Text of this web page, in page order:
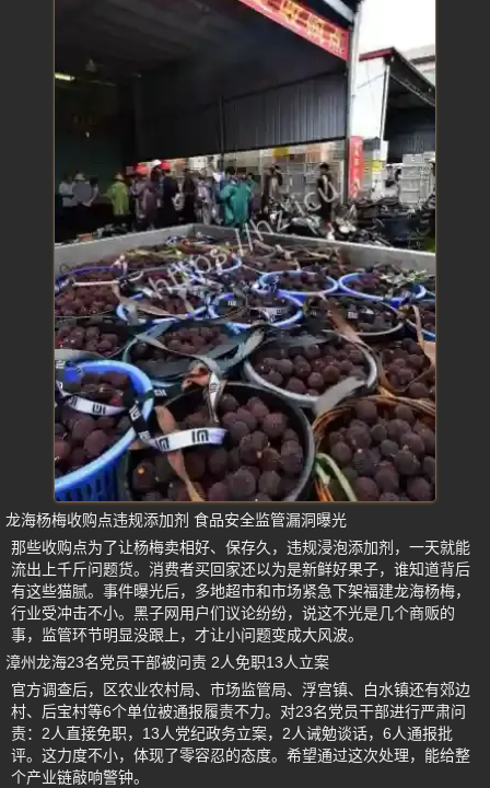
龙海杨梅收购点违规添加剂 食品安全监管漏洞曝光
那些收购点为了让杨梅卖相好、保存久，违规浸泡添加剂，一天就能
流出上千斤问题货。消费者买回家还以为是新鲜好果子，谁知道背后
有这些猫腻。事件曝光后，多地超市和市场紧急下架福建龙海杨梅，
行业受冲击不小。黑子网用户们议论纷纷，说这不光是几个商贩的
事，监管环节明显没跟上，才让小问题变成大风波。
漳州龙海23名党员干部被问责 2人免职13人立案
官方调查后，区农业农村局、市场监管局、浮宫镇、白水镇还有郊边
村、后宝村等6个单位被通报履责不力。对23名党员干部进行严肃问
责：2人直接免职，13人党纪政务立案，2人诫勉谈话，6人通报批
评。这力度不小，体现了零容忍的态度。希望通过这次处理，能给整
个产业链敲响警钟。